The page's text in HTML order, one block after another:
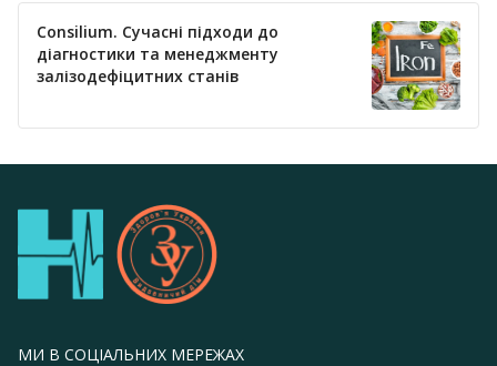
Consilium. Сучасні підходи до
діагностики та менеджменту
залізодефіцитних станів
МИ В СОЦІАЛЬНИХ МЕРЕЖАХ